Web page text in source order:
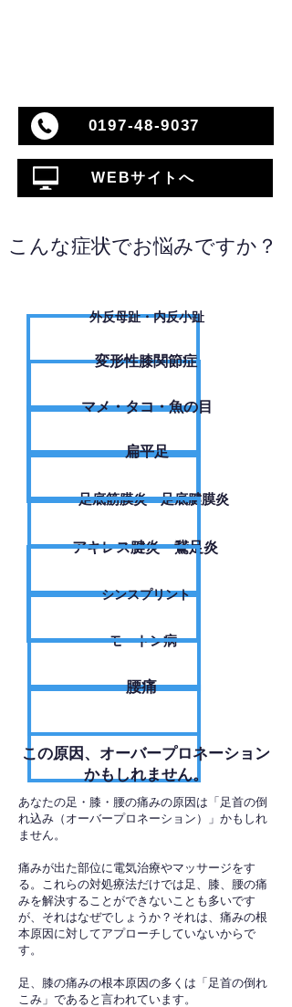
0197-48-9037
WEBサイトへ
こんな症状でお悩みですか？
外反母趾・内反小趾
変形性膝関節症
​マメ・タコ・魚の目
扁平足
足底筋膜炎・足底腱膜炎
アキレス腱炎・鵞足炎
シンスプリント
モートン病
腰痛
​この原因、オーバープロネーション
かもしれません。
あなたの足・膝・腰の痛みの原因は「足首の倒
れ込み（オーバープロネーション）」かもしれ
ません。
痛みが出た部位に電気治療やマッサージをす
る。これらの対処療法だけでは足、膝、腰の痛
みを解決することができないことも多いです
が、それはなぜでしょうか？それは、痛みの根
本原因に対してアプローチしていないからで
す。
足、膝の痛みの根本原因の多くは「足首の倒れ
こみ」であると言われています。